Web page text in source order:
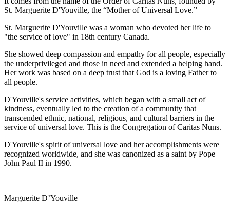
St. Marguerite D'Youville, the “Mother of Universal Love.”
St. Marguerite D'Youville was a woman who devoted her life to
"the service of love" in 18th century Canada.
She showed deep compassion and empathy for all people, especially
the underprivileged and those in need and extended a helping hand.
Her work was based on a deep trust that God is a loving Father to
all people.
D'Youville's service activities, which began with a small act of
kindness, eventually led to the creation of a community that
transcended ethnic, national, religious, and cultural barriers in the
service of universal love. This is the Congregation of Caritas Nuns.
D'Youville's spirit of universal love and her accomplishments were
recognized worldwide, and she was canonized as a saint by Pope
John Paul II in 1990.
Marguerite D’Youville